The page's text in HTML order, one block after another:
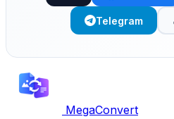
Telegram
MegaConvert